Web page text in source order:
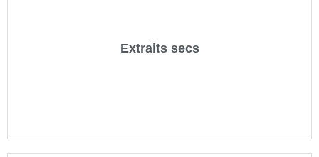
Extraits secs